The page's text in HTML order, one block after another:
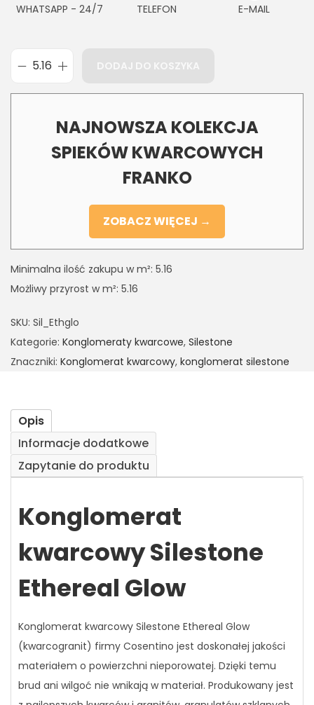
WHATSAPP - 24/7 TELEFON E-MAIL
DODAJ DO KOSZYKA
NAJNOWSZA KOLEKCJA
SPIEKÓW KWARCOWYCH
FRANKO
ZOBACZ WIĘCEJ →
Minimalna ilość zakupu w m²: 5.16
Możliwy przyrost w m²: 5.16
SKU: Sil_Ethglo
Kategorie: Konglomeraty kwarcowe, Silestone
Znaczniki: Konglomerat kwarcowy, konglomerat silestone
Opis
Informacje dodatkowe
Zapytanie do produktu
Konglomerat
kwarcowy Silestone
Ethereal Glow
Konglomerat kwarcowy Silestone Ethereal Glow
(kwarcogranit) firmy Cosentino jest doskonałej jakości
materiałem o powierzchni nieporowatej. Dzięki temu
brud ani wilgoć nie wnikają w materiał. Produkowany jest